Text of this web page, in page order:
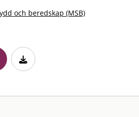
och beredskap (MSB)